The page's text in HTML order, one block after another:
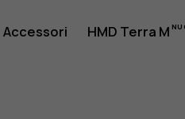
Accessori HMD Terra M